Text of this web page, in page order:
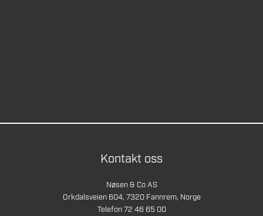
Kontakt oss
Nøsen & Co AS
Orkdalsveien 604, 7320 Fannrem, Norge
Telefon 72 46 65 00